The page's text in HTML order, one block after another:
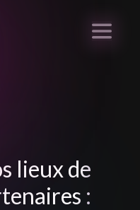
lieux de
: